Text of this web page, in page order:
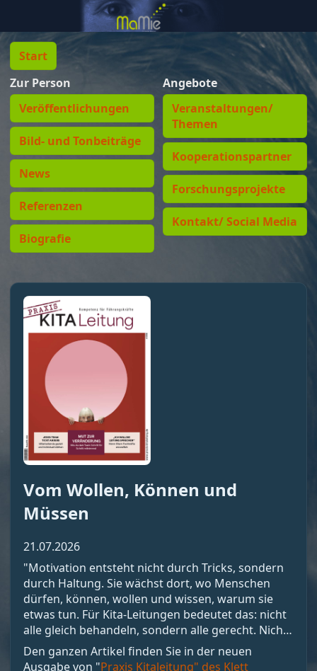
Start
Zur Person
Veröffentlichungen
Bild- und Tonbeiträge
News
Referenzen
Biografie
Angebote
Veranstaltungen/
Themen
Kooperationspartner
Forschungsprojekte
Kontakt/ Social Media
Vom Wollen, Können und
Müssen
21.07.2026
"Motivation entsteht nicht durch Tricks, sondern
durch Haltung. Sie wächst dort, wo Menschen
dürfen, können, wollen und wissen, warum sie
etwas tun. Für Kita-Leitungen bedeutet das: nicht
alle gleich behandeln, sondern alle gerecht. Nicht
motivieren, sondern Bedingungen schaffen, unter
denen Motivation entstehen kann. Nicht loben,
Den ganzen Artikel finden Sie in der neuen
Ausgabe von "Praxis Kitaleitung" des Klett